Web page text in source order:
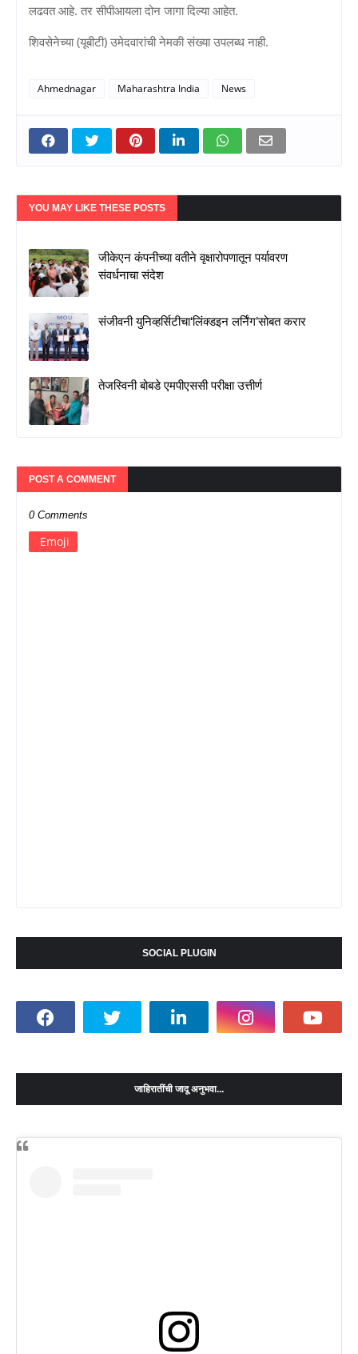
लढवत आहे. तर सीपीआयला दोन जागा दिल्या आहेत.
शिवसेनेच्या (यूबीटी) उमेदवारांची नेमकी संख्या उपलब्ध नाही.
Ahmednagar Maharashtra India News
YOU MAY LIKE THESE POSTS
जीकेएन कंपनीच्या वतीने वृक्षारोपणातून पर्यावरण
संवर्धनाचा संदेश
संजीवनी युनिव्हर्सिटीचा‘लिंक्डइन लर्निंग’सोबत करार
तेजस्विनी बोबडे एमपीएससी परीक्षा उत्तीर्ण
POST A COMMENT
0 Comments
Emoji
SOCIAL PLUGIN
जाहिरातींची जादू अनुभवा...